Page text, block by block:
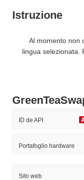
Istruzione
Al momento non
lingua selezionata.
ID de API
Portafoglio hardware
Sito web